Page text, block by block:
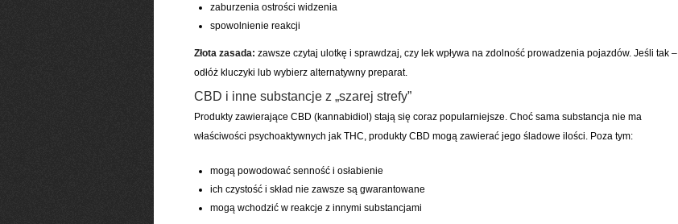
zaburzenia ostrości widzenia
spowolnienie reakcji
Złota zasada: zawsze czytaj ulotkę i sprawdzaj, czy lek wpływa na zdolność prowadzenia pojazdów. Jeśli tak –
odłóż kluczyki lub wybierz alternatywny preparat.
CBD i inne substancje z „szarej strefy”
Produkty zawierające CBD (kannabidiol) stają się coraz popularniejsze. Choć sama substancja nie ma
właściwości psychoaktywnych jak THC, produkty CBD mogą zawierać jego śladowe ilości. Poza tym:
mogą powodować senność i osłabienie
ich czystość i skład nie zawsze są gwarantowane
mogą wchodzić w reakcje z innymi substancjami